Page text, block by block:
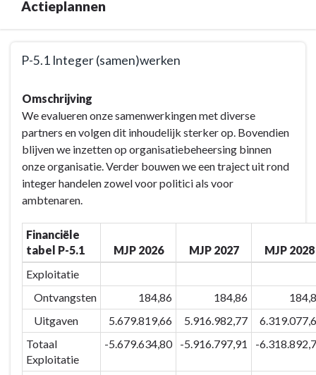
Actieplannen
Eigentijds/wendbaar
Eeklo
partners
Actieplannen
P-5.1 Integer (samen)werken
naar
navigatie
BD-
Eigentijds/wendbaar
Eeklo
partners
Actieplannen
Integer
(samen)werken
Omschrijving
We evalueren onze samenwerkingen met diverse
partners en volgen dit inhoudelijk sterker op. Bovendien
blijven we inzetten op organisatiebeheersing binnen
onze organisatie. Verder bouwen we een traject uit rond
integer handelen zowel voor politici als voor
ambtenaren.
Financiële
tabel P-5.1
MJP 2026 MJP 2027
MJP 2028
Exploitatie
Ontvangsten
184,86 184,86
Uitgaven
5.679.819,66 5.916.982,77
Totaal
Exploitatie
-5.679.634,80 -5.916.797,91 -